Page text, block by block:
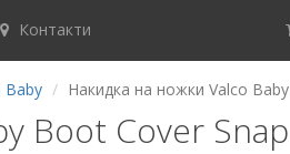
Контакти
Baby Накидка на ножки Valco
Boot Cover